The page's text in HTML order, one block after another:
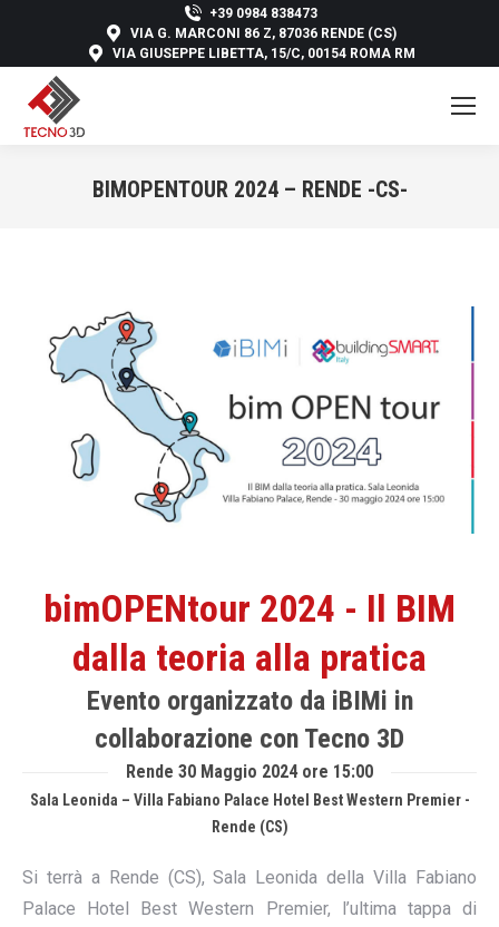
+39 0984 838473
VIA G. MARCONI 86 Z, 87036 RENDE (CS)
VIA GIUSEPPE LIBETTA, 15/C, 00154 ROMA RM
BIMOPENTOUR 2024 – RENDE -CS-
bimOPENtour 2024 - Il BIM
dalla teoria alla pratica
Evento organizzato da iBIMi in
collaborazione con Tecno 3D
Rende 30 Maggio 2024 ore 15:00
Sala Leonida – Villa Fabiano Palace Hotel Best Western Premier -
Rende (CS)
Si terrà a Rende (CS), Sala Leonida della Villa Fabiano
Palace Hotel Best Western Premier, l’ultima tappa di